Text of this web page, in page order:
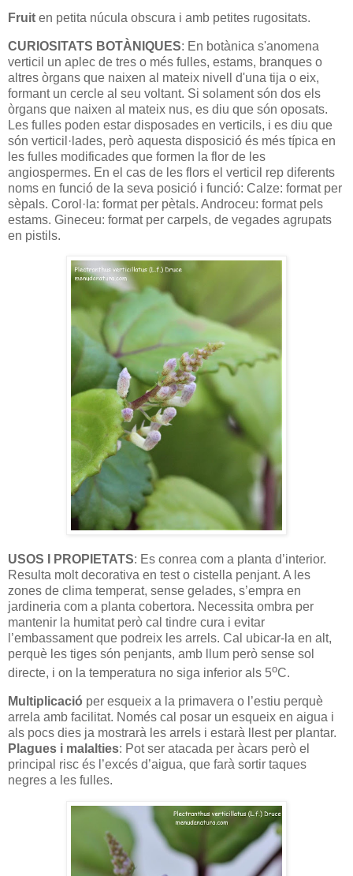
Fruit en petita núcula obscura i amb petites rugositats.
CURIOSITATS BOTÀNIQUES: En botànica s'anomena
verticil un aplec de tres o més fulles, estams, branques o
altres òrgans que naixen al mateix nivell d'una tija o eix,
formant un cercle al seu voltant. Si solament són dos els
òrgans que naixen al mateix nus, es diu que són oposats.
Les fulles poden estar disposades en verticils, i es diu que
són verticil·lades, però aquesta disposició és més típica en
les fulles modificades que formen la flor de les
angiospermes. En el cas de les flors el verticil rep diferents
noms en funció de la seva posició i funció: Calze: format per
sèpals. Corol·la: format per pètals. Androceu: format pels
estams. Gineceu: format per carpels, de vegades agrupats
en pistils.
USOS I PROPIETATS: Es conrea com a planta d’interior.
Resulta molt decorativa en test o cistella penjant. A les
zones de clima temperat, sense gelades, s’empra en
jardineria com a planta cobertora. Necessita ombra per
mantenir la humitat però cal tindre cura i evitar
l’embassament que podreix les arrels. Cal ubicar-la en alt,
perquè les tiges són penjants, amb llum però sense sol
directe, i on la temperatura no siga inferior als 5oC.
Multiplicació per esqueix a la primavera o l’estiu perquè
arrela amb facilitat. Només cal posar un esqueix en aigua i
als pocs dies ja mostrarà les arrels i estarà llest per plantar.
Plagues i malalties: Pot ser atacada per àcars però el
principal risc és l’excés d’aigua, que farà sortir taques
negres a les fulles.